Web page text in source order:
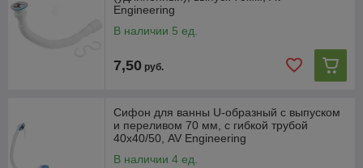
Engineering
В наличии 5 ед.
7,50 руб.
Сифон для ванны U-образный с выпуском
и переливом 70 мм, с гибкой трубой
40х40/50, AV Engineering
В наличии 4 ед.